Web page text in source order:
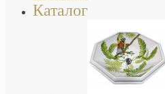
Каталог